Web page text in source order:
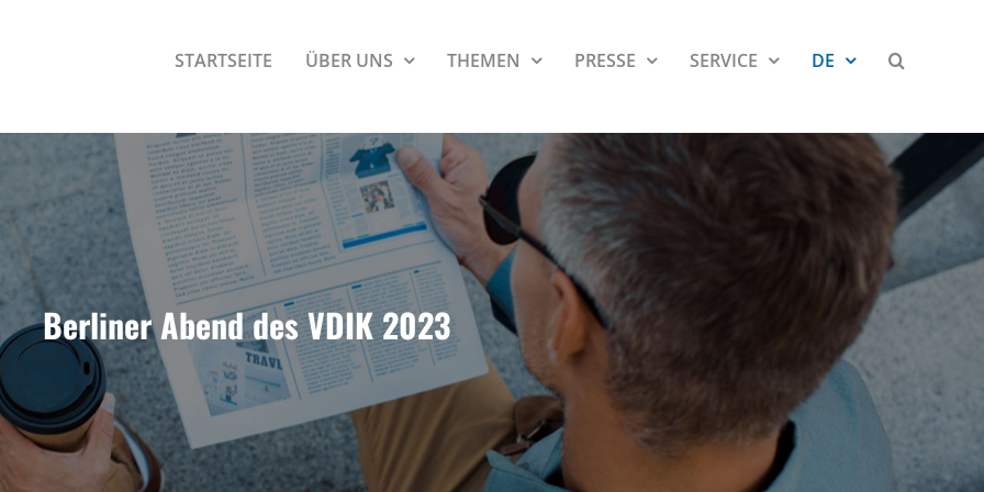
STARTSEITE ÜBER UNS THEMEN PRESSE SERVICE DE
Berliner Abend des VDIK 2023